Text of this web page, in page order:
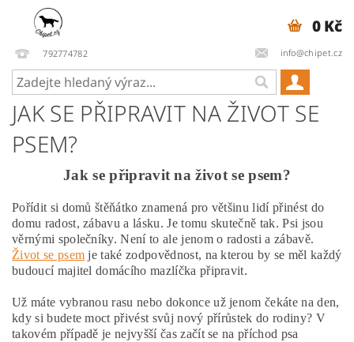
792774782 info@chipet.cz
0 Kč
JAK SE PŘIPRAVIT NA ŽIVOT SE
PSEM?
Jak se připravit na život se psem?
Pořídit si domů štěňátko znamená pro většinu lidí přinést do
domu radost, zábavu a lásku. Je tomu skutečně tak. Psi jsou
věrnými společníky. Není to ale jenom o radosti a zábavě.
Život se psem je také zodpovědnost, na kterou by se měl každý
budoucí majitel domácího mazlíčka připravit.
Už máte vybranou rasu nebo dokonce už jenom čekáte na den,
kdy si budete moct přivést svůj nový přírůstek do rodiny? V
takovém případě je nejvyšší čas začít se na příchod psa